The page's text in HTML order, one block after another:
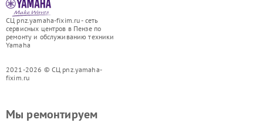
СЦ pnz.yamaha-fixim.ru - сеть
сервисных центров в Пензе по
ремонту и обслуживанию техники
Yamaha
2021-2026 © СЦ pnz.yamaha-
fixim.ru
Мы ремонтируем